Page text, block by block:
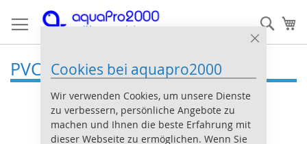
Close
Cookies bei aquapro2000
Wir verwenden Cookies, um unsere Dienste
zu verbessern, persönliche Angebote zu
machen und Ihnen die beste Erfahrung mit
dieser Webseite zu ermöglichen. Wenn Sie
zum
PVC Rohr